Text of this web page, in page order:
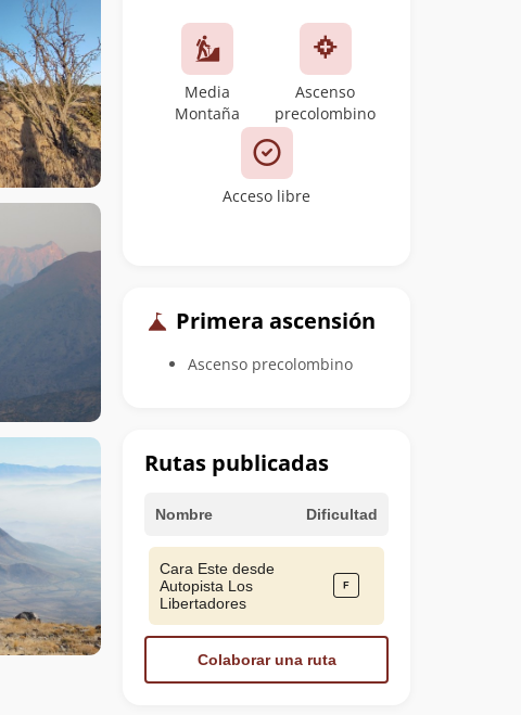
Media
Montaña
Ascenso
precolombino
Acceso libre
Primera ascensión
Ascenso precolombino
Rutas publicadas
Nombre Dificultad
Cara Este desde
Autopista Los
Libertadores
Colaborar una ruta